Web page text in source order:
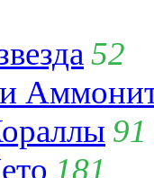
52
91
181